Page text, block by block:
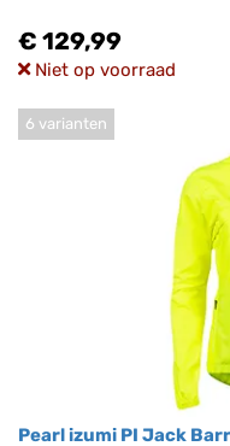
€ 129,99
Niet op voorraad
Pearl izumi PI Jack
6 varianten